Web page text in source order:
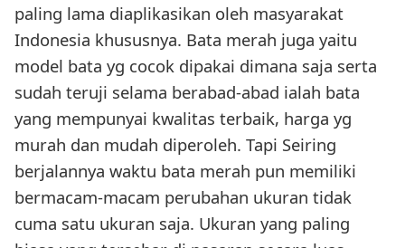
paling lama diaplikasikan oleh masyarakat
Indonesia khususnya. Bata merah juga yaitu
model bata yg cocok dipakai dimana saja serta
sudah teruji selama berabad-abad ialah bata
yang mempunyai kwalitas terbaik, harga yg
murah dan mudah diperoleh. Tapi Seiring
berjalannya waktu bata merah pun memiliki
bermacam-macam perubahan ukuran tidak
cuma satu ukuran saja. Ukuran yang paling